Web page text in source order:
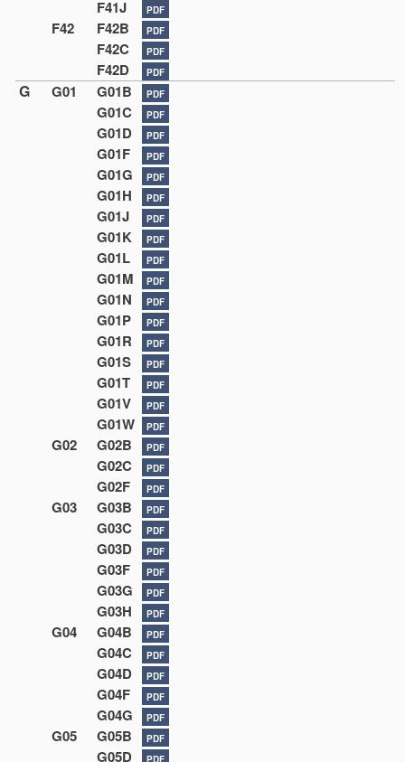
F41J PDF
F42 F42B PDF
F42C PDF
F42D PDF
G G01 G01B PDF
G01C PDF
G01D PDF
G01F PDF
G01G PDF
G01H PDF
G01J PDF
G01K PDF
G01L PDF
G01M PDF
G01N PDF
G01P PDF
G01R PDF
G01S PDF
G01T PDF
G01V PDF
G01W PDF
G02 G02B PDF
G02C PDF
G02F PDF
G03 G03B PDF
G03C PDF
G03D PDF
G03F PDF
G03G PDF
G03H PDF
G04 G04B PDF
G04C PDF
G04D PDF
G04F PDF
G04G PDF
G05 G05B PDF
G05D PDF